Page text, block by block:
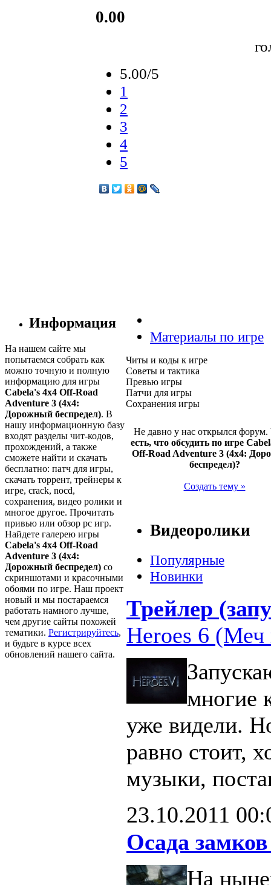
0.00
5.00/5
1
2
3
4
5
Информация
На нашем сайте мы
попытаемся собрать как
можно точную и полную
информацию для игры
Cabela's 4x4 Off-Road
Adventure 3 (4х4:
Дорожный беспредел). В
нашу информационную базу
входят разделы чит-кодов,
прохождений, а также
сможете найти и скачать
бесплатно: патч для игры,
скачать торрент, трейнеры к
игре, crack, nocd,
сохранения, видео ролики и
многое другое. Прочитать
привью или обзор pc игр.
Найдете галерею игры
Cabela's 4x4 Off-Road
Adventure 3 (4х4:
Дорожный беспредел) со
скриншотами и красочными
обоями по игре. Наш проект
новый и мы постараемся
работать намного лучше,
чем другие сайты похожей
тематики. Регистрируйтесь,
и будьте в курсе всех
обновлений нашего сайта.
Материалы по игре
Читы и коды к игре
Советы и тактика
Превью игры
Патчи для игры
Сохранения игры
Не давно у нас открылся форум.
есть, что обсудить по игре
Off-Road Adventure 3 (4х4:
беспредел)?
Создать тему »
Видеоролики
Популярные
Новинки
Трейлер
Heroes 6 (Меч
многие
уже видели.
равно стоит,
музыки,
23.10.2011
Осада замков
На